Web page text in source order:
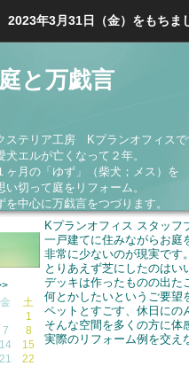
2023年3月31日（金）をもちま
と万戯言
ステリア工房 Kプランオフィスで
エルが亡くなって２年。
ヶ月の「ゆず」（柴犬；メス）を
い切って庭をリフォーム。
中心に万戯言をつづります。
Kプランオフィス スタッフ
一戸建てに住みながらお庭
非常に少ないのが現実です
とりあえず芝にしたのはい
デッキは作ったものの出た
何とかしたいというご要望
ペットとすごす、休日にの
そんな空間を多くの方に体
実際のリフォーム例を交え
金
土
1
7
8
14
15
21
22